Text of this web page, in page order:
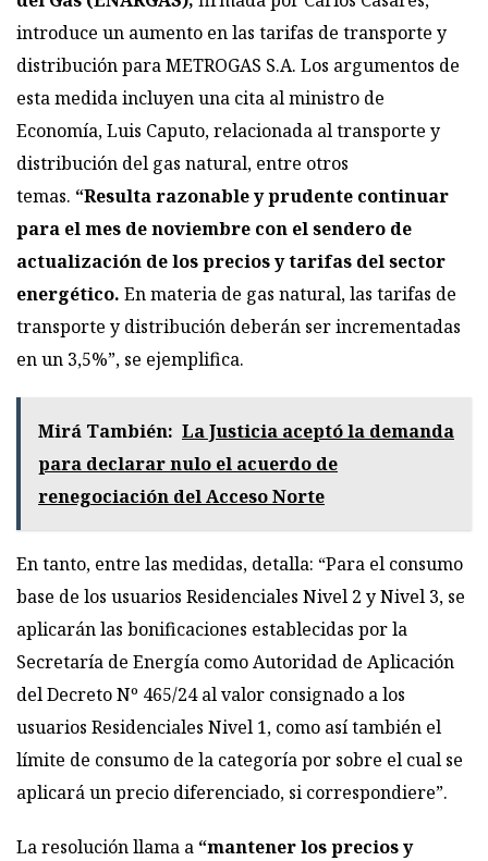
introduce un aumento en las tarifas de transporte y
distribución para METROGAS S.A. Los argumentos de
esta medida incluyen una cita al ministro de
Economía, Luis Caputo, relacionada al transporte y
distribución del gas natural, entre otros
temas. “Resulta razonable y prudente continuar
para el mes de noviembre con el sendero de
actualización de los precios y tarifas del sector
energético. En materia de gas natural, las tarifas de
transporte y distribución deberán ser incrementadas
en un 3,5%”, se ejemplifica.
Mirá También: La Justicia aceptó la demanda
para declarar nulo el acuerdo de
renegociación del Acceso Norte
En tanto, entre las medidas, detalla: “Para el consumo
base de los usuarios Residenciales Nivel 2 y Nivel 3, se
aplicarán las bonificaciones establecidas por la
Secretaría de Energía como Autoridad de Aplicación
del Decreto Nº 465/24 al valor consignado a los
usuarios Residenciales Nivel 1, como así también el
límite de consumo de la categoría por sobre el cual se
aplicará un precio diferenciado, si correspondiere”.
La resolución llama a “mantener los precios y